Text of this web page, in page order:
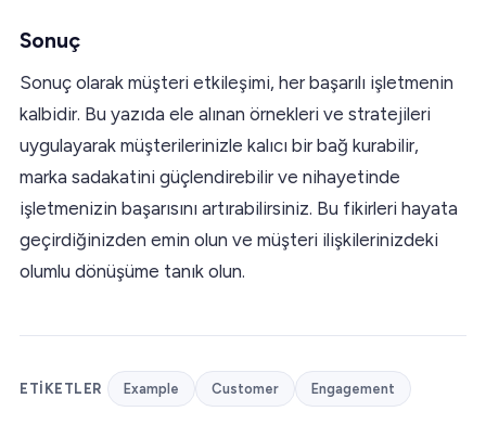
Sonuç
Sonuç olarak müşteri etkileşimi, her başarılı işletmenin
kalbidir. Bu yazıda ele alınan örnekleri ve stratejileri
uygulayarak müşterilerinizle kalıcı bir bağ kurabilir,
marka sadakatini güçlendirebilir ve nihayetinde
işletmenizin başarısını artırabilirsiniz. Bu fikirleri hayata
geçirdiğinizden emin olun ve müşteri ilişkilerinizdeki
olumlu dönüşüme tanık olun.
ETIKETLER Example Customer Engagement